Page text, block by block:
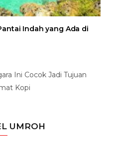
Indah yang Ada di
Ini Cocok Jadi Tujuan
Kopi
UMROH